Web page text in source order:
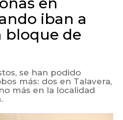
se han podido
más: dos en Talavera,
más en la localidad